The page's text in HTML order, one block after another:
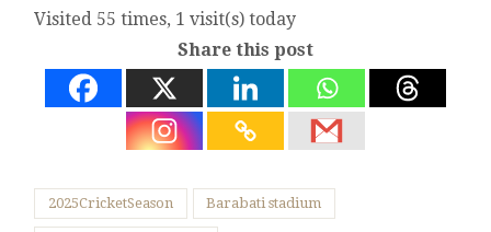
Visited 55 times, 1 visit(s) today
Share this post
2025CricketSeason Barabati stadium